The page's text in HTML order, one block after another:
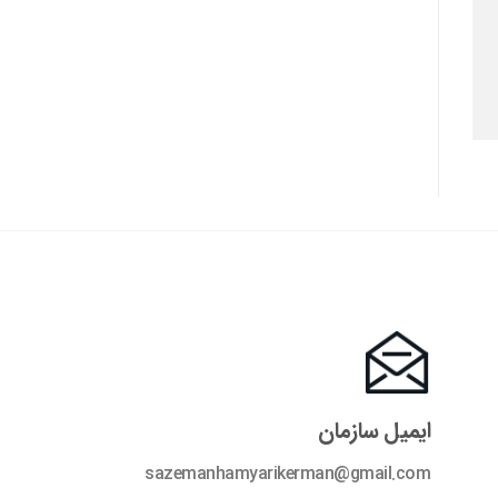
ایمیل سازمان
sazemanhamyarikerman@gmail.com